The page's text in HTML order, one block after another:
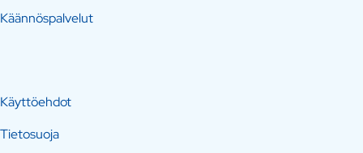
Käännöspalvelut
Käyttöehdot
Tietosuoja